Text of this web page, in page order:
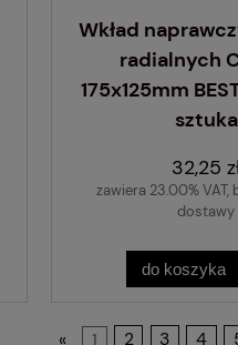
Wkład
radialnych
175x125mm
sztuka
32,25
zawiera 23.00%
dostawy
do koszyka
« 1 2 3 4